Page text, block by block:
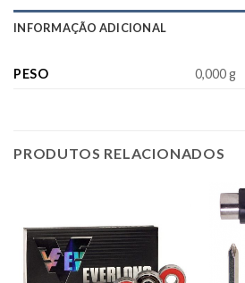
INFORMAÇÃO ADICIONAL
PESO 0,000 g
PRODUTOS RELACIONADOS